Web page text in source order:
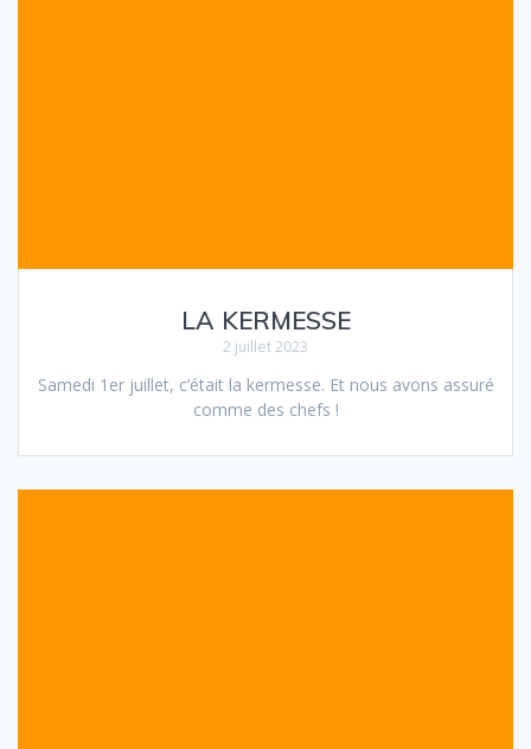
LA KERMESSE
2 juillet 2023
Samedi 1er juillet, c’était la kermesse. Et nous avons assuré
comme des chefs !